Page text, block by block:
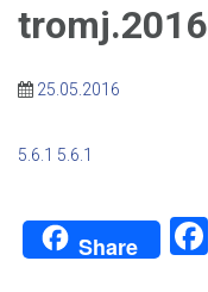
tromj.2016
25.05.2016
5.6.1 5.6.1
Share